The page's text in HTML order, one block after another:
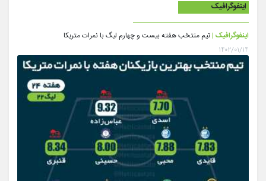
اینفوگرافیک
اینفوگرافیک |تیم منتخب هفته بیست و چهارم لیگ با نمرات متریکا
۱۴۰۲/۰۱/۱۴